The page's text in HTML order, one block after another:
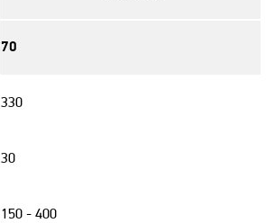
70
330
30
150 - 400